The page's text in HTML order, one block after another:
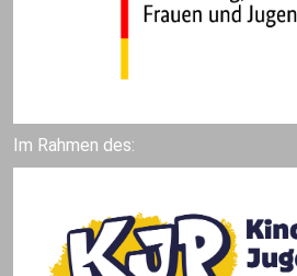
Im Rahmen des: